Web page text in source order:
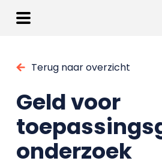
Terug naar overzicht
Geld voor
onderzoek